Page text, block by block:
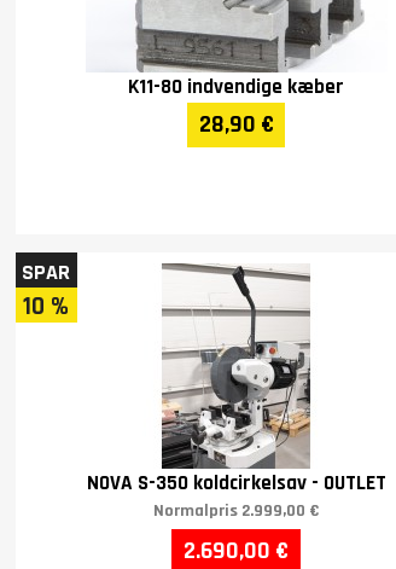
K11-80 indvendige kæber
28,90 €
SPAR
10 %
NOVA S-350 koldcirkelsav - OUTLET
Normalpris 2.999,00 €
2.690,00 €